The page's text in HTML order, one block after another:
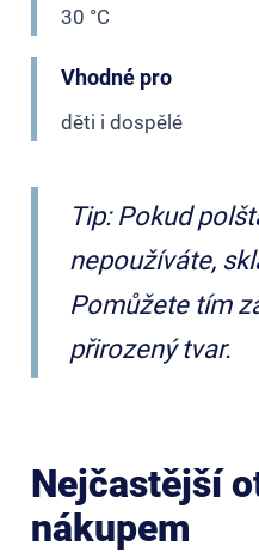
30 °C
Vhodné pro
děti i dospělé
Tip: Pokud
nepoužíváte,
Pomůžete tím
přirozený tvar.
Nejčastější
nákupem